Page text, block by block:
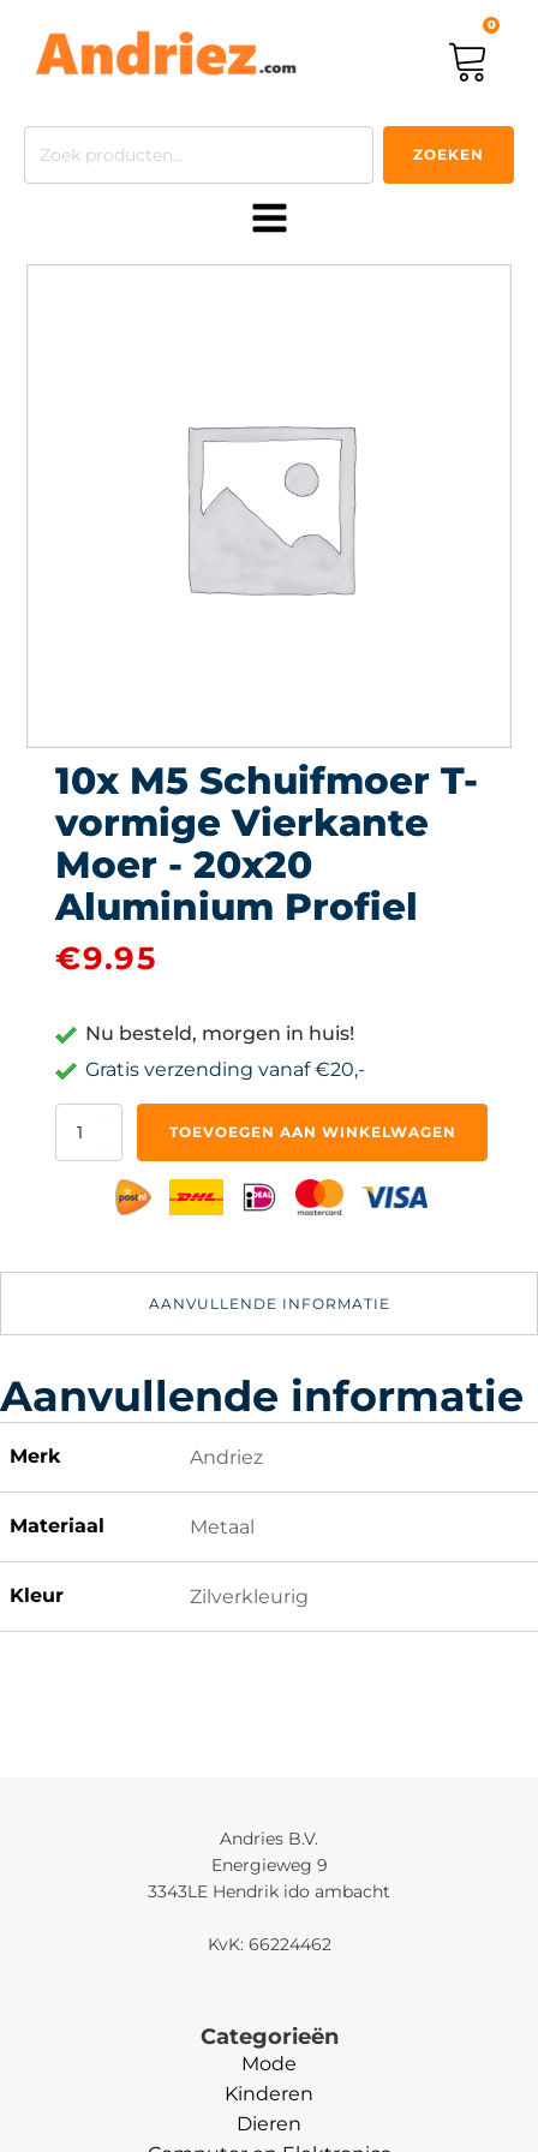
0
Zoeken
ZOEKEN
10x M5 Schuifmoer T-
vormige Vierkante
Moer - 20x20
Aluminium Profiel
€9.95
Nu besteld, morgen in huis!
Gratis verzending vanaf €20,-
Aluminium
TOEVOEGEN AAN WINKELWAGEN
AANVULLENDE INFORMATIE
Aanvullende informatie
Merk Andriez
Materiaal Metaal
Kleur Zilverkleurig
Andries B.V.
Energieweg 9
3343LE Hendrik ido ambacht
KvK: 66224462
Categorieën
Mode
Kinderen
Dieren